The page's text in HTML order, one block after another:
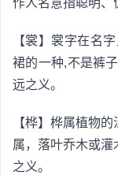
作人名意指聪明、
【裳】裳字在名
裙的一种,不是裤
远之义。
【桦】桦属植物
属，落叶乔木或灌
之义。